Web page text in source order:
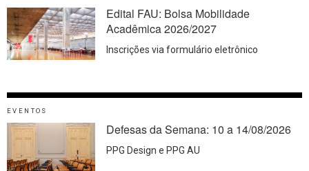
Edital FAU: Bolsa Mobilidade
Acadêmica 2026/2027
Inscrições via formulário eletrônico
EVENTOS
Defesas da Semana: 10 a 14/08/2026
PPG Design e PPG AU